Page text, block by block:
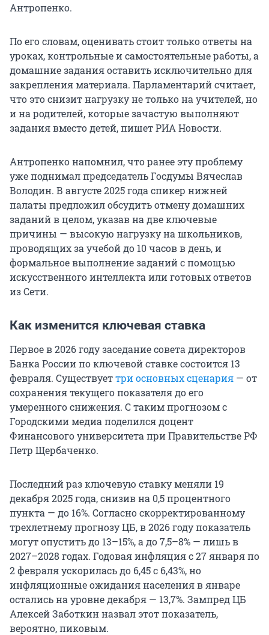
Антропенко.
По его словам, оценивать стоит только ответы на
уроках, контрольные и самостоятельные работы, а
домашние задания оставить исключительно для
закрепления материала. Парламентарий считает,
что это снизит нагрузку не только на учителей, но
и на родителей, которые зачастую выполняют
задания вместо детей, пишет РИА Новости.
Антропенко напомнил, что ранее эту проблему
уже поднимал председатель Госдумы Вячеслав
Володин. В августе 2025 года спикер нижней
палаты предложил обсудить отмену домашних
заданий в целом, указав на две ключевые
причины — высокую нагрузку на школьников,
проводящих за учебой до 10 часов в день, и
формальное выполнение заданий с помощью
искусственного интеллекта или готовых ответов
из Сети.
Как изменится ключевая ставка
Первое в 2026 году заседание совета директоров
Банка России по ключевой ставке состоится 13
февраля. Существуеттри основных сценария — от
сохранения текущего показателя до его
умеренного снижения. С таким прогнозом с
Городскими медиа поделился доцент
Финансового университета при Правительстве РФ
Петр Щербаченко.
Последний раз ключевую ставку меняли 19
декабря 2025 года, снизив на 0,5 процентного
пункта — до 16%. Согласно скорректированному
трехлетнему прогнозу ЦБ, в 2026 году показатель
могут опустить до 13–15%, а до 7,5–8% — лишь в
2027–2028 годах. Годовая инфляция с 27 января по
2 февраля ускорилась до 6,45 с 6,43%, но
инфляционные ожидания населения в январе
остались на уровне декабря — 13,7%. Зампред ЦБ
Алексей Заботкин назвал этот показатель,
вероятно, пиковым.